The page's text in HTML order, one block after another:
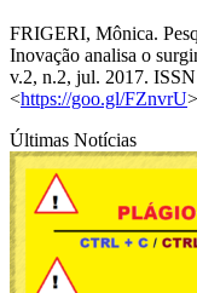
FRIGERI, Mônica.
Inovação analisa o
v.2, n.2, jul. 2017.
<https://goo.gl/FZnvrU
Últimas Notícias